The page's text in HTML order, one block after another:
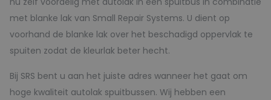
met blanke lak van Small Repair Systems. U dient op
voorhand de blanke lak over het beschadigd oppervlak te
spuiten zodat de kleurlak beter hecht.
Bij SRS bent u aan het juiste adres wanneer het gaat om
hoge kwaliteit autolak spuitbussen. Wij hebben een